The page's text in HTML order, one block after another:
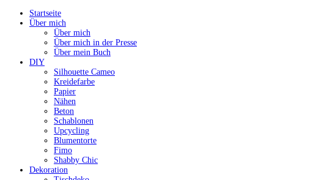
Startseite
Über mich
Über mich
Über mich in der Presse
Über mein Buch
DIY
Silhouette Cameo
Kreidefarbe
Papier
Nähen
Beton
Schablonen
Upcycling
Blumentorte
Fimo
Shabby Chic
Dekoration